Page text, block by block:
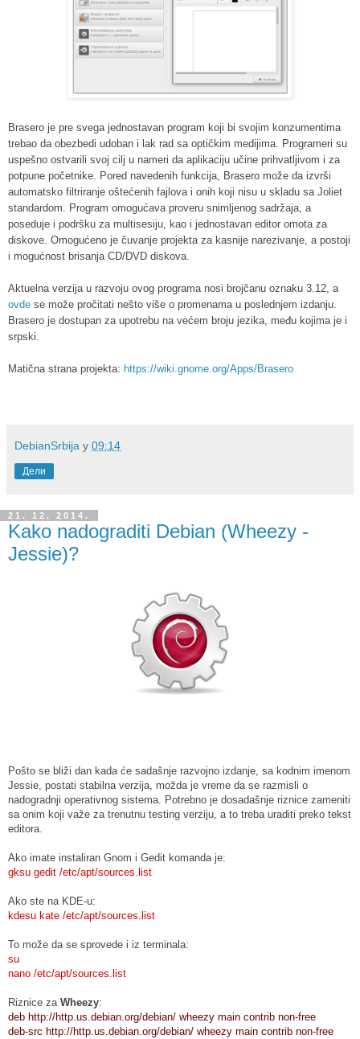
Brasero je pre svega jednostavan program koji bi svojim konzumentima
trebao da obezbedi udoban i lak rad sa optičkim medijima. Programeri su
uspešno ostvarili svoj cilj u nameri da aplikaciju učine prihvatljivom i za
potpune početnike. Pored navedenih funkcija, Brasero može da izvrši
automatsko filtriranje oštećenih fajlova i onih koji nisu u skladu sa Joliet
standardom. Program omogućava proveru snimljenog sadržaja, a
poseduje i podršku za multisesiju, kao i jednostavan editor omota za
diskove. Omogućeno je čuvanje projekta za kasnije narezivanje, a postoji
i mogućnost brisanja CD/DVD diskova.
Aktuelna verzija u razvoju ovog programa nosi brojčanu oznaku 3.12, a
ovde se može pročitati nešto više o promenama u poslednjem izdanju.
Brasero je dostupan za upotrebu na većem broju jezika, među kojima je i
srpski.
Matična strana projekta: https://wiki.gnome.org/Apps/Brasero
DebianSrbija у 09:14
Дели
21. 12. 2014.
Kako nadograditi Debian (Wheezy -
Jessie)?
Pošto se bliži dan kada će sadašnje razvojno izdanje, sa kodnim imenom
Jessie, postati stabilna verzija, možda je vreme da se razmisli o
nadogradnji operativnog sistema. Potrebno je dosadašnje riznice zameniti
sa onim koji važe za trenutnu testing verziju, a to treba uraditi preko tekst
editora.
Ako imate instaliran Gnom i Gedit komanda je:
gksu gedit /etc/apt/sources.list
Ako ste na KDE-u:
kdesu kate /etc/apt/sources.list
To može da se sprovede i iz terminala:
su
nano /etc/apt/sources.list
Riznice za Wheezy:
deb http://http.us.debian.org/debian/ wheezy main contrib non-free
deb-src http://http.us.debian.org/debian/ wheezy main contrib non-free